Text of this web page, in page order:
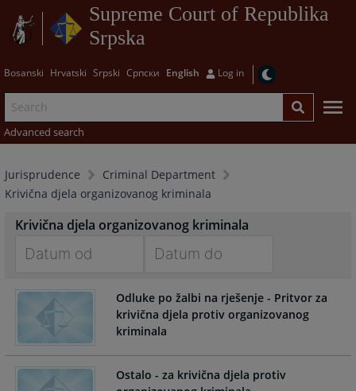
Supreme Court of Republika
Srpska
Bosanski Hrvatski Srpski Српски English Log in
Advanced search
Jurisprudence
Criminal Department
Krivična djela organizovanog kriminala
Krivična djela organizovanog kriminala
forward
interact
with
the
calendar
forward
to
interact
calendar
Odluke po žalbi na rješenje - Pritvor za
krivična djela protiv organizovanog
kriminala
Ostalo - za krivična djela protiv